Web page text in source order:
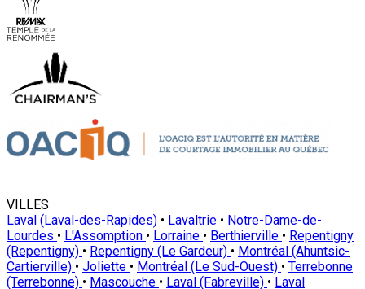
VILLES
Laval (Laval-des-Rapides) • Lavaltrie • Notre-Dame-de-
Lourdes • L'Assomption • Lorraine • Berthierville • Repentigny
(Repentigny) • Repentigny (Le Gardeur) • Montréal (Ahuntsic-
Cartierville) • Joliette • Montréal (Le Sud-Ouest) • Terrebonne
(Terrebonne) • Mascouche • Laval (Fabreville) • Laval